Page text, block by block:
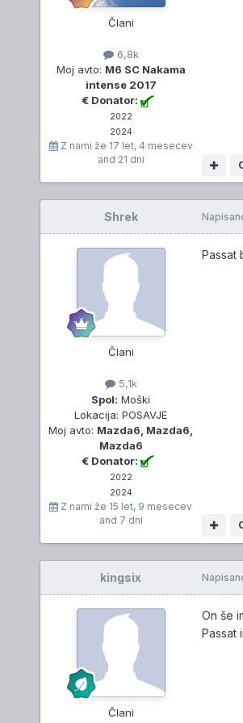
Člani
6,8k
Moj avto: M6 SC Nakama
intense 2017
€ Donator:
2022
2024
Z nami že 17 let, 4 mesecev
and 21 dni
Shrek
Člani
5,1k
Spol: Moški
Lokacija: POSAVJE
Moj avto: Mazda6, Mazda6,
Mazda6
€ Donator:
2022
2024
Z nami že 15 let, 9 mesecev
and 7 dni
Passat
kingsix
Člani
On še
Passat